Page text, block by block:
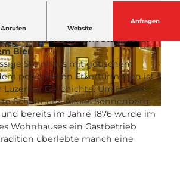
NC-ND
NC-ND
© Luzern Tourismus, Heinz Dahinden |
CC-BY-NC-ND
Anrufen Website
Anfragen
Luzerner Altstadt steht das unter
stehende Restaurant Stadtkeller
Bier.
Steinhaus mit gotischem
polygonalen Erkertürmchen ist
Geschichte. Um Beginn
Schultheiss Alfons Sonnenberg
bereits im Jahre 1876 wurde im
Wohnhauses ein Gastbetrieb
überlebte manch eine